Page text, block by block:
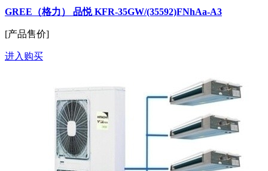
GREE（格力） 品悦 KFR-35GW/(35592)FNhAa-A3
[产品售价]
进入购买